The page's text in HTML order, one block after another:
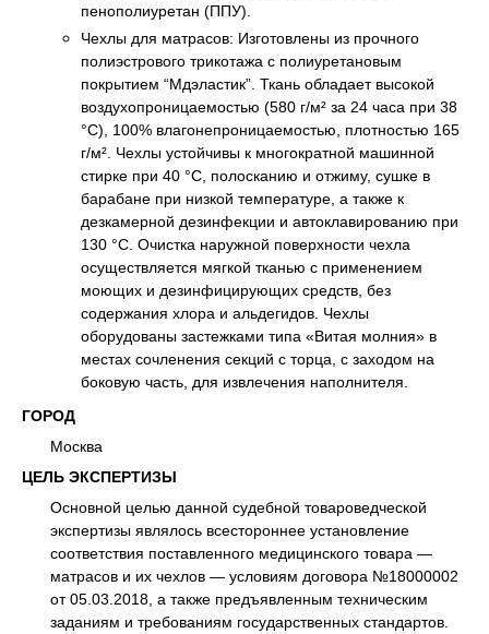
пенополиуретан (ППУ).
Чехлы для матрасов: Изготовлены из прочного
полиэстрового трикотажа с полиуретановым
покрытием “Мдэластик”. Ткань обладает высокой
воздухопроницаемостью (580 г/м² за 24 часа при 38
°C), 100% влагонепроницаемостью, плотностью 165
г/м². Чехлы устойчивы к многократной машинной
стирке при 40 °C, полосканию и отжиму, сушке в
барабане при низкой температуре, а также к
дезкамерной дезинфекции и автоклавированию при
130 °C. Очистка наружной поверхности чехла
осуществляется мягкой тканью с применением
моющих и дезинфицирующих средств, без
содержания хлора и альдегидов. Чехлы
оборудованы застежками типа «Витая молния» в
местах сочленения секций с торца, с заходом на
боковую часть, для извлечения наполнителя.
ГОРОД
Москва
ЦЕЛЬ ЭКСПЕРТИЗЫ
Основной целью данной судебной товароведческой
экспертизы являлось всестороннее установление
соответствия поставленного медицинского товара —
матрасов и их чехлов — условиям договора №18000002
от 05.03.2018, а также предъявленным техническим
заданиям и требованиям государственных стандартов.